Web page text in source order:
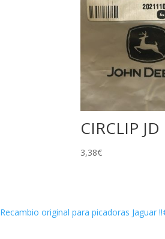
CIRCLIP JD
3,38€
Recambio original para picadoras Jaguar